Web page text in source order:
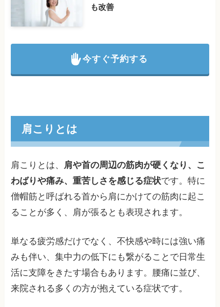
も改善
今すぐ予約する
肩こりとは
肩こりとは、 肩や首の周辺の筋肉が硬くなり、こ
わばりや痛み、重苦しさを感じる症状です。特に
僧帽筋と呼ばれる首から肩にかけての筋肉に起こ
ることが多く、肩が張るとも表現されます。
単なる疲労感だけでなく、不快感や時には強い痛
みも伴い、集中力の低下にも繋がることで日常生
活に支障をきたす場合もあります。腰痛に並び、
来院される多くの方が抱えている症状です。